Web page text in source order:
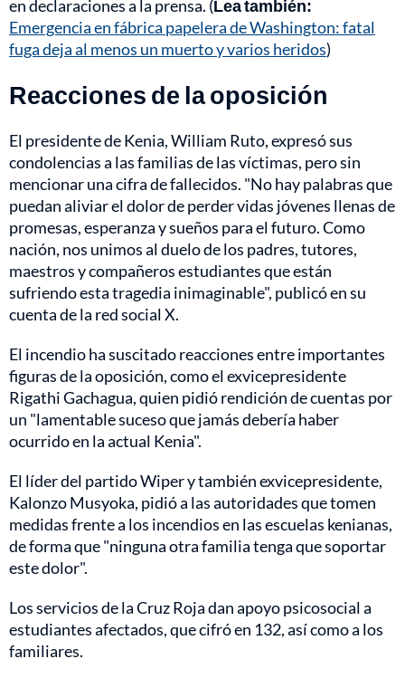
en declaraciones a la prensa. (Lea también:
Emergencia en fábrica papelera de Washington: fatal
fuga deja al menos un muerto y varios heridos)
Reacciones de la oposición
El presidente de Kenia, William Ruto, expresó sus
condolencias a las familias de las víctimas, pero sin
mencionar una cifra de fallecidos. "No hay palabras que
puedan aliviar el dolor de perder vidas jóvenes llenas de
promesas, esperanza y sueños para el futuro. Como
nación, nos unimos al duelo de los padres, tutores,
maestros y compañeros estudiantes que están
sufriendo esta tragedia inimaginable", publicó en su
cuenta de la red social X.
El incendio ha suscitado reacciones entre importantes
figuras de la oposición, como el exvicepresidente
Rigathi Gachagua, quien pidió rendición de cuentas por
un "lamentable suceso que jamás debería haber
ocurrido en la actual Kenia".
El líder del partido Wiper y también exvicepresidente,
Kalonzo Musyoka, pidió a las autoridades que tomen
medidas frente a los incendios en las escuelas kenianas,
de forma que "ninguna otra familia tenga que soportar
este dolor".
Los servicios de la Cruz Roja dan apoyo psicosocial a
estudiantes afectados, que cifró en 132, así como a los
familiares.